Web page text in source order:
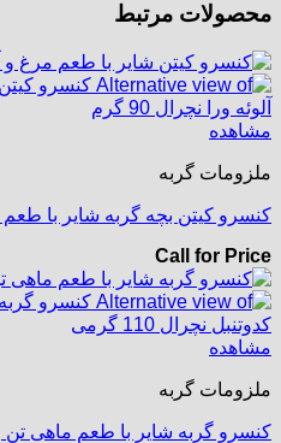
محصولات مرتبط
مشاهده
ملزومات گربه
کنسرو کیتن بچه گربه شایر با طعم مرغ
Call for Price
مشاهده
ملزومات گربه
کنسرو گربه شایر با طعم ماهی تن و